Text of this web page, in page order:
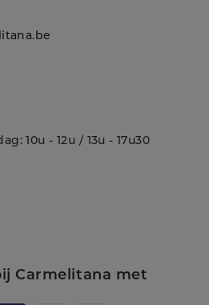
10u - 12u / 13u - 17u30
Carmelitana met